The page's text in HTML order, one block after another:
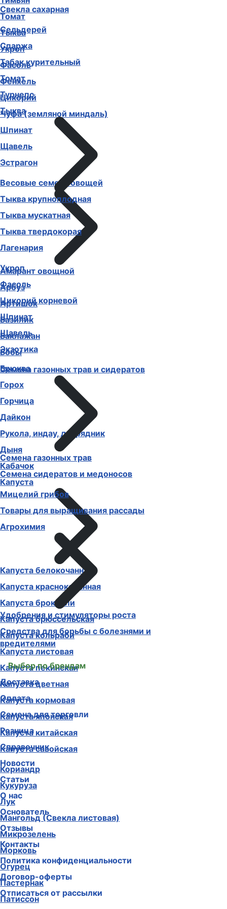
Томат
Тыква
Укроп
Фасоль
Фенхель
Цикорий
Чуфа (земляной миндаль)
Шпинат
Щавель
Эстрагон
Весовые семена овощей
Амарант овощной
Арбуз
Артишок
Базилик
Баклажан
Бобы
Брюква
Горох
Горчица
Дайкон
Рукола, индау, двурядник
Дыня
Кабачок
Капуста
Капуста белокочанная
Капуста краснокочанная
Капуста брокколи
Капуста брюссельская
Капуста кольраби
Капуста листовая
Капуста пекинская
Капуста цветная
Капуста кормовая
Капуста японская
Капуста китайская
Капуста савойская
Кориандр
Кукуруза
Лук
Мангольд (Свекла листовая)
Микрозелень
Морковь
Огурец
Пастернак
Патиссон
Свекла сахарная
Сельдерей
Спаржа
Табак курительный
Томат
Турнепс
Тыква
Тыква крупноплодная
Тыква мускатная
Тыква твердокорая
Лагенария
Укроп
Фасоль
Цикорий корневой
Шпинат
Щавель
Экзотика
Семена газонных трав и сидератов
Семена газонных трав
Семена сидератов и медоносов
Мицелий грибов
Товары для выращивания рассады
Агрохимия
Удобрения и стимуляторы роста
Средства для борьбы с болезнями и
вредителями
Выбор по брендам
Доставка
Оплата
Семена для торговли
Розница
Справочник
Новости
Статьи
О нас
Основатель
Отзывы
Контакты
Политика конфиденциальности
Договор-оферты
Отписаться от рассылки